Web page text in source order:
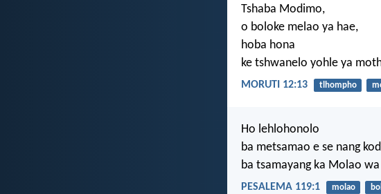
Tshaba Modimo,
o boloke melao ya hae,
hoba hona
ke tshwanelo yohle ya
MORUTI 12:13 tlhompho
Ho lehlohonolo
ba metsamao e se nang
ba tsamayang ka Molao
PESALEMA 119:1 molao